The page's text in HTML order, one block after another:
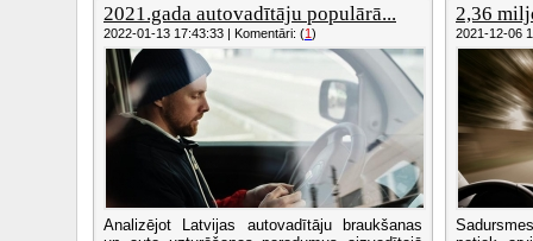
2021.gada autovadītāju populārā...
2022-01-13 17:43:33 | Komentāri: (1)
Analizējot Latvijas autovadītāju braukšanas
2,36
2021-12-06